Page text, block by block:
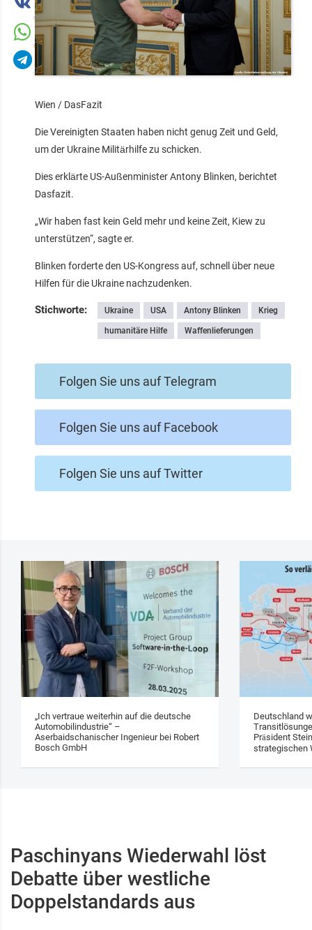
Wien / DasFazit
Die Vereinigten Staaten haben nicht genug Zeit und Geld,
um der Ukraine Militärhilfe zu schicken.
Dies erklärte US-Außenminister Antony Blinken, berichtet
Dasfazit.
„Wir haben fast kein Geld mehr und keine Zeit, Kiew zu
unterstützen“, sagte er.
Blinken forderte den US-Kongress auf, schnell über neue
Hilfen für die Ukraine nachzudenken.
Stichworte: Ukraine USA Antony Blinken Krieg
humanitäre Hilfe Waffenlieferungen
Folgen Sie uns auf Telegram
Folgen Sie uns auf Facebook
Folgen Sie uns auf Twitter
„Ich vertraue weiterhin auf die deutsche
Automobilindustrie“ –
Aserbaidschanischer Ingenieur bei Robert
Bosch GmbH
Deutschland
Präsident
strategischen
Paschinyans Wiederwahl löst
Debatte über westliche
Doppelstandards aus